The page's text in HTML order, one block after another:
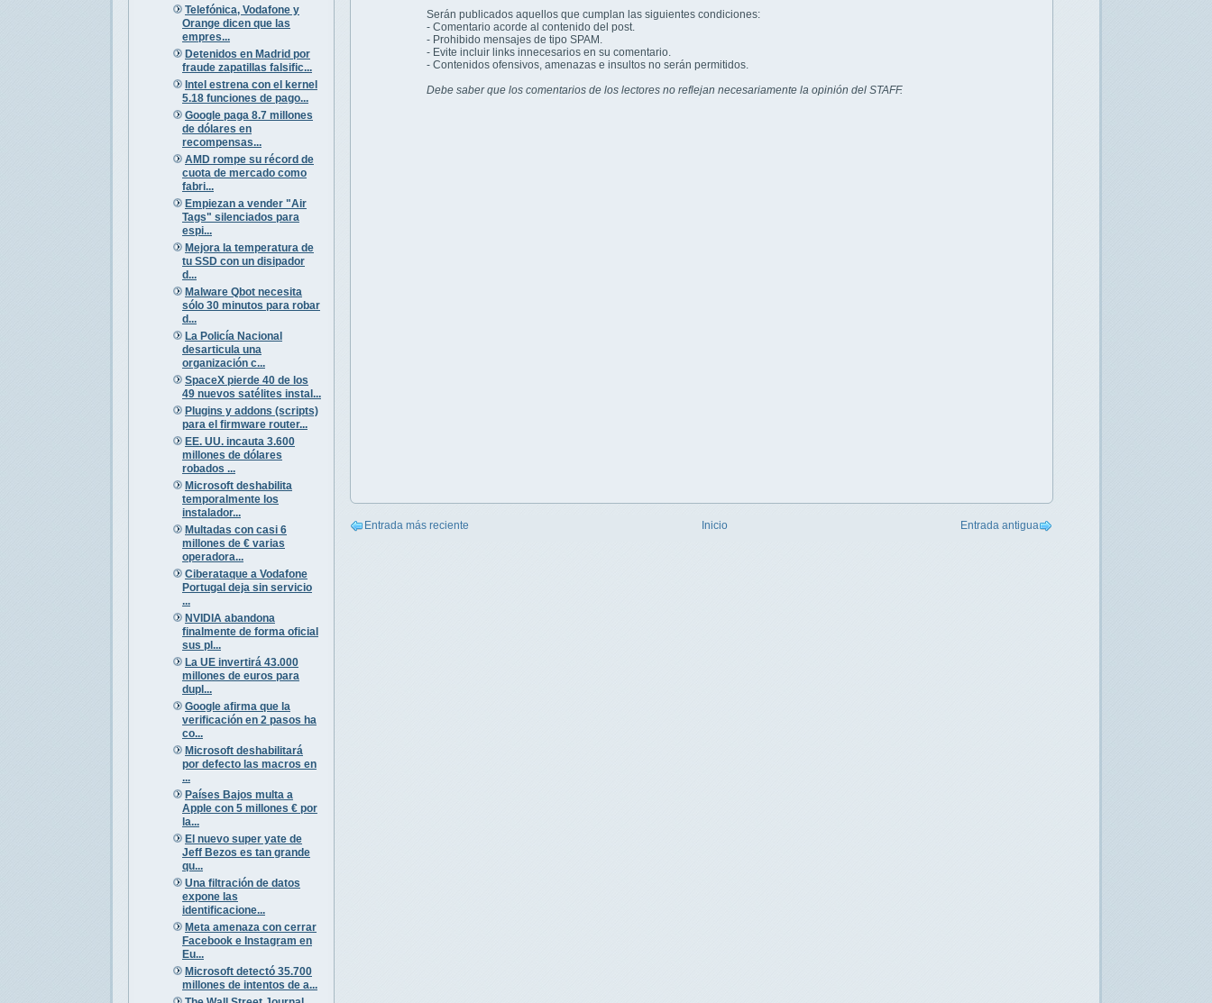
Telefónica, Vodafone y
Orange dicen que las
empres...
Detenidos en Madrid por
fraude zapatillas falsific...
Intel estrena con el kernel
5.18 funciones de pago...
Google paga 8.7 millones
de dólares en
recompensas...
AMD rompe su récord de
cuota de mercado como
fabri...
Empiezan a vender "Air
Tags" silenciados para
espi...
Mejora la temperatura de
tu SSD con un disipador
d...
Malware Qbot necesita
sólo 30 minutos para robar
d...
La Policía Nacional
desarticula una
organización c...
SpaceX pierde 40 de los
49 nuevos satélites instal...
Plugins y addons (scripts)
para el firmware router...
EE. UU. incauta 3.600
millones de dólares
robados ...
Microsoft deshabilita
temporalmente los
instalador...
Multadas con casi 6
millones de € varias
operadora...
Ciberataque a Vodafone
Portugal deja sin servicio
...
NVIDIA abandona
finalmente de forma oficial
sus pl...
La UE invertirá 43.000
millones de euros para
dupl...
Google afirma que la
verificación en 2 pasos ha
co...
Microsoft deshabilitará
por defecto las macros en
...
Países Bajos multa a
Apple con 5 millones € por
la...
El nuevo super yate de
Jeff Bezos es tan grande
qu...
Una filtración de datos
expone las
identificacione...
Meta amenaza con cerrar
Facebook e Instagram en
Eu...
Microsoft detectó 35.700
millones de intentos de a...
Serán publicados aquellos que cumplan las siguientes condiciones:
- Comentario acorde al contenido del post.
- Prohibido mensajes de tipo SPAM.
- Evite incluir links innecesarios en su comentario.
- Contenidos ofensivos, amenazas e insultos no serán permitidos.
Debe saber que los comentarios de los lectores no reflejan necesariamente la opinión del STAFF.
Entrada más reciente Entrada antigua
Inicio